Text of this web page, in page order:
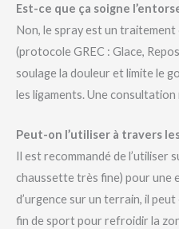
Est-ce que ça soigne
Non, le spray est un traitement
(protocole GREC : Glace,
soulage la douleur et limite le
les ligaments. Une
Peut-on l’utiliser à travers
Il est recommandé de l’utiliser
chaussette très fine) pour une
d’urgence sur un terrain, il
fin de sport pour refroidir la